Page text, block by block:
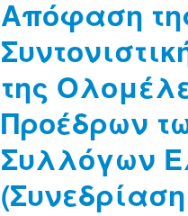
Απόφαση
της
Προέδρων
Συλλόγων